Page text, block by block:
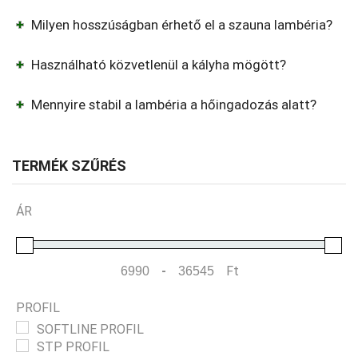
Milyen hosszúságban érhető el a szauna lambéria?
Használható közvetlenül a kályha mögött?
Mennyire stabil a lambéria a hőingadozás alatt?
TERMÉK SZŰRÉS
ÁR
Minimum Price
-
Maximum Price
Ft
PROFIL
SOFTLINE PROFIL
STP PROFIL